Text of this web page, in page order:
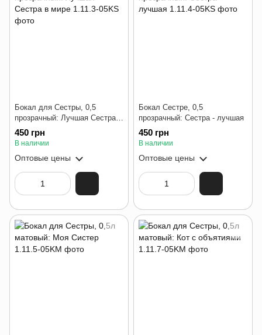
Бокал для Сестры, 0,5
прозрачный: Лучшая Сестра в
мире
450 грн
В наличии
Оптовые цены
Бокал Сестре, 0,5
прозрачный: Сестра - лучшая
450 грн
В наличии
Оптовые цены